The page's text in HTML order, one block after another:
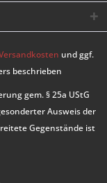
und ggf.
beschrieben
gem. § 25a UStG
Ausweis der
Gegenstände ist